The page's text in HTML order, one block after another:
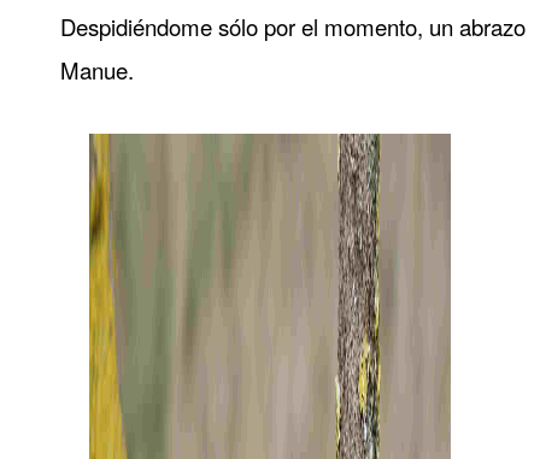
Despidiéndome sólo por el momento, un abrazo
Manue.